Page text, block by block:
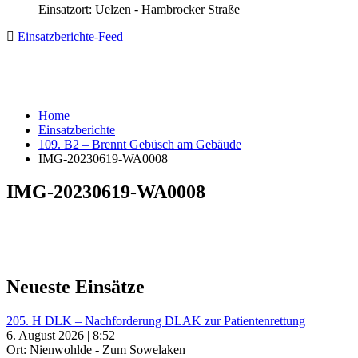
Einsatzort: Uelzen - Hambrocker Straße
Einsatzberichte-Feed
Home
Einsatzberichte
109. B2 – Brennt Gebüsch am Gebäude
IMG-20230619-WA0008
IMG-20230619-WA0008
Neueste Einsätze
205. H DLK – Nachforderung DLAK zur Patientenrettung
6. August 2026 | 8:52
Ort: Nienwohlde - Zum Sowelaken